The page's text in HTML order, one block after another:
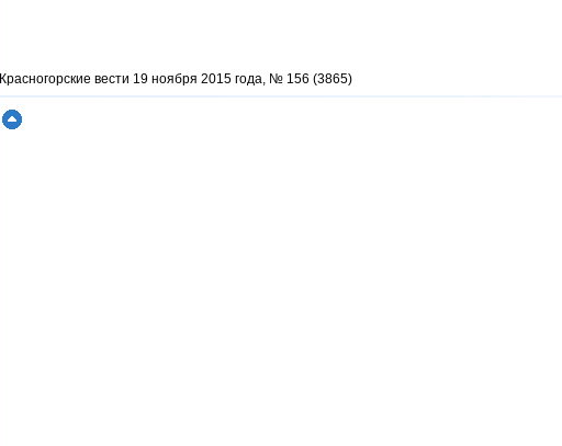
Красногорские вести 19 ноября 2015 года, № 156 (3865)